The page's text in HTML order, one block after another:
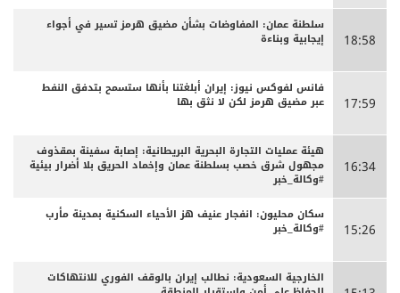
18:58
سلطنة عمان: المفاوضات بشأن مضيق هرمز تسير في أجواء
إيجابية وبناءة
17:59
فانس لفوكس نيوز: إيران أبلغتنا بأنها ستسمح بتدفق النفط
عبر مضيق هرمز لكن لا نثق بها
16:34
هيئة عمليات التجارة البحرية البريطانية: إصابة سفينة بمقذوف
مجهول شرق خصب بسلطنة عمان وإخماد الحريق بلا أضرار بيئية
#وكالة_خبر
15:26
سكان محليون: انفجار عنيف هز الأحياء السكنية بمدينة مأرب
#وكالة_خبر
الخارجية السعودية: نطالب إيران بالوقف الفوري للانتهاكات